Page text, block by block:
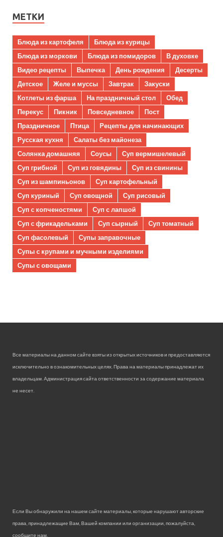
МЕТКИ
Блюда из картофеля
Блюда из курицы
Блюда из моркови
Блюда из помидоров
В духовке
Видео рецепты
Выпечка День рождения
Десерты
Детское
Желе и муссы Завтрак
Закуски
Котлеты из фарша
На праздничный стол
Обед
Перекус
Пикник Повседневное
Пост
Праздничное
Птица
Рецепты для начинающих
Русская кухня
Салаты без майонеза
Солянка домашняя
Соусы
Суп вермишелевый
Суп грибной
Суп из говядины
Суп из свинины
Суп из шампиньонов
Суп картофельный
Суп куриный
Суп овощной
Суп рисовый
Суп с копченостями
Суп с лапшой
Суп с фрикадельками
Суп сырный
Суп томатный
Суп фасолевый
Супы заправочные
Супы с крупами и мучными изделиями
Супы с овощами
Все материалы на данном сайте взяты из открытых источников и предоставляются
исключительно в ознакомительных целях. Права на материалы принадлежат их
владельцам. Администрация сайта ответственности за содержание материала
не несет.
Если Вы обнаружили на нашем сайте материалы, которые нарушают авторские
права, принадлежащие Вам, Вашей компании или организации, пожалуйста,
сообщите нам.